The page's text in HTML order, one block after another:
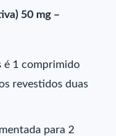
50 mg –
é 1 comprimido
revestidos duas
para 2